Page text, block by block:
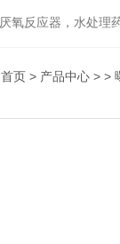
厌氧反应器，水处理
首页 > 产品中心 > >